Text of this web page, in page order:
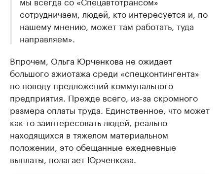
сотрудничаем, людей, кто интересуется и, по
нашему мнению, может там работать, туда
направляем».
Впрочем, Ольга Юрченкова не ожидает
большого ажиотажа среди «спецконтингента»
по поводу предложений коммунального
предприятия. Прежде всего, из-за скромного
размера оплаты труда. Единственное, что может
как-то заинтересовать людей, реально
находящихся в тяжелом материальном
положении, это обещанные ежедневные
выплаты, полагает Юрченкова.